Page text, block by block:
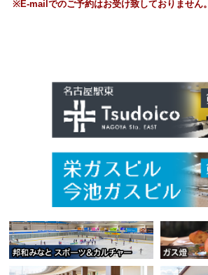
※E-mailでのご予約はお受け致しておりません。